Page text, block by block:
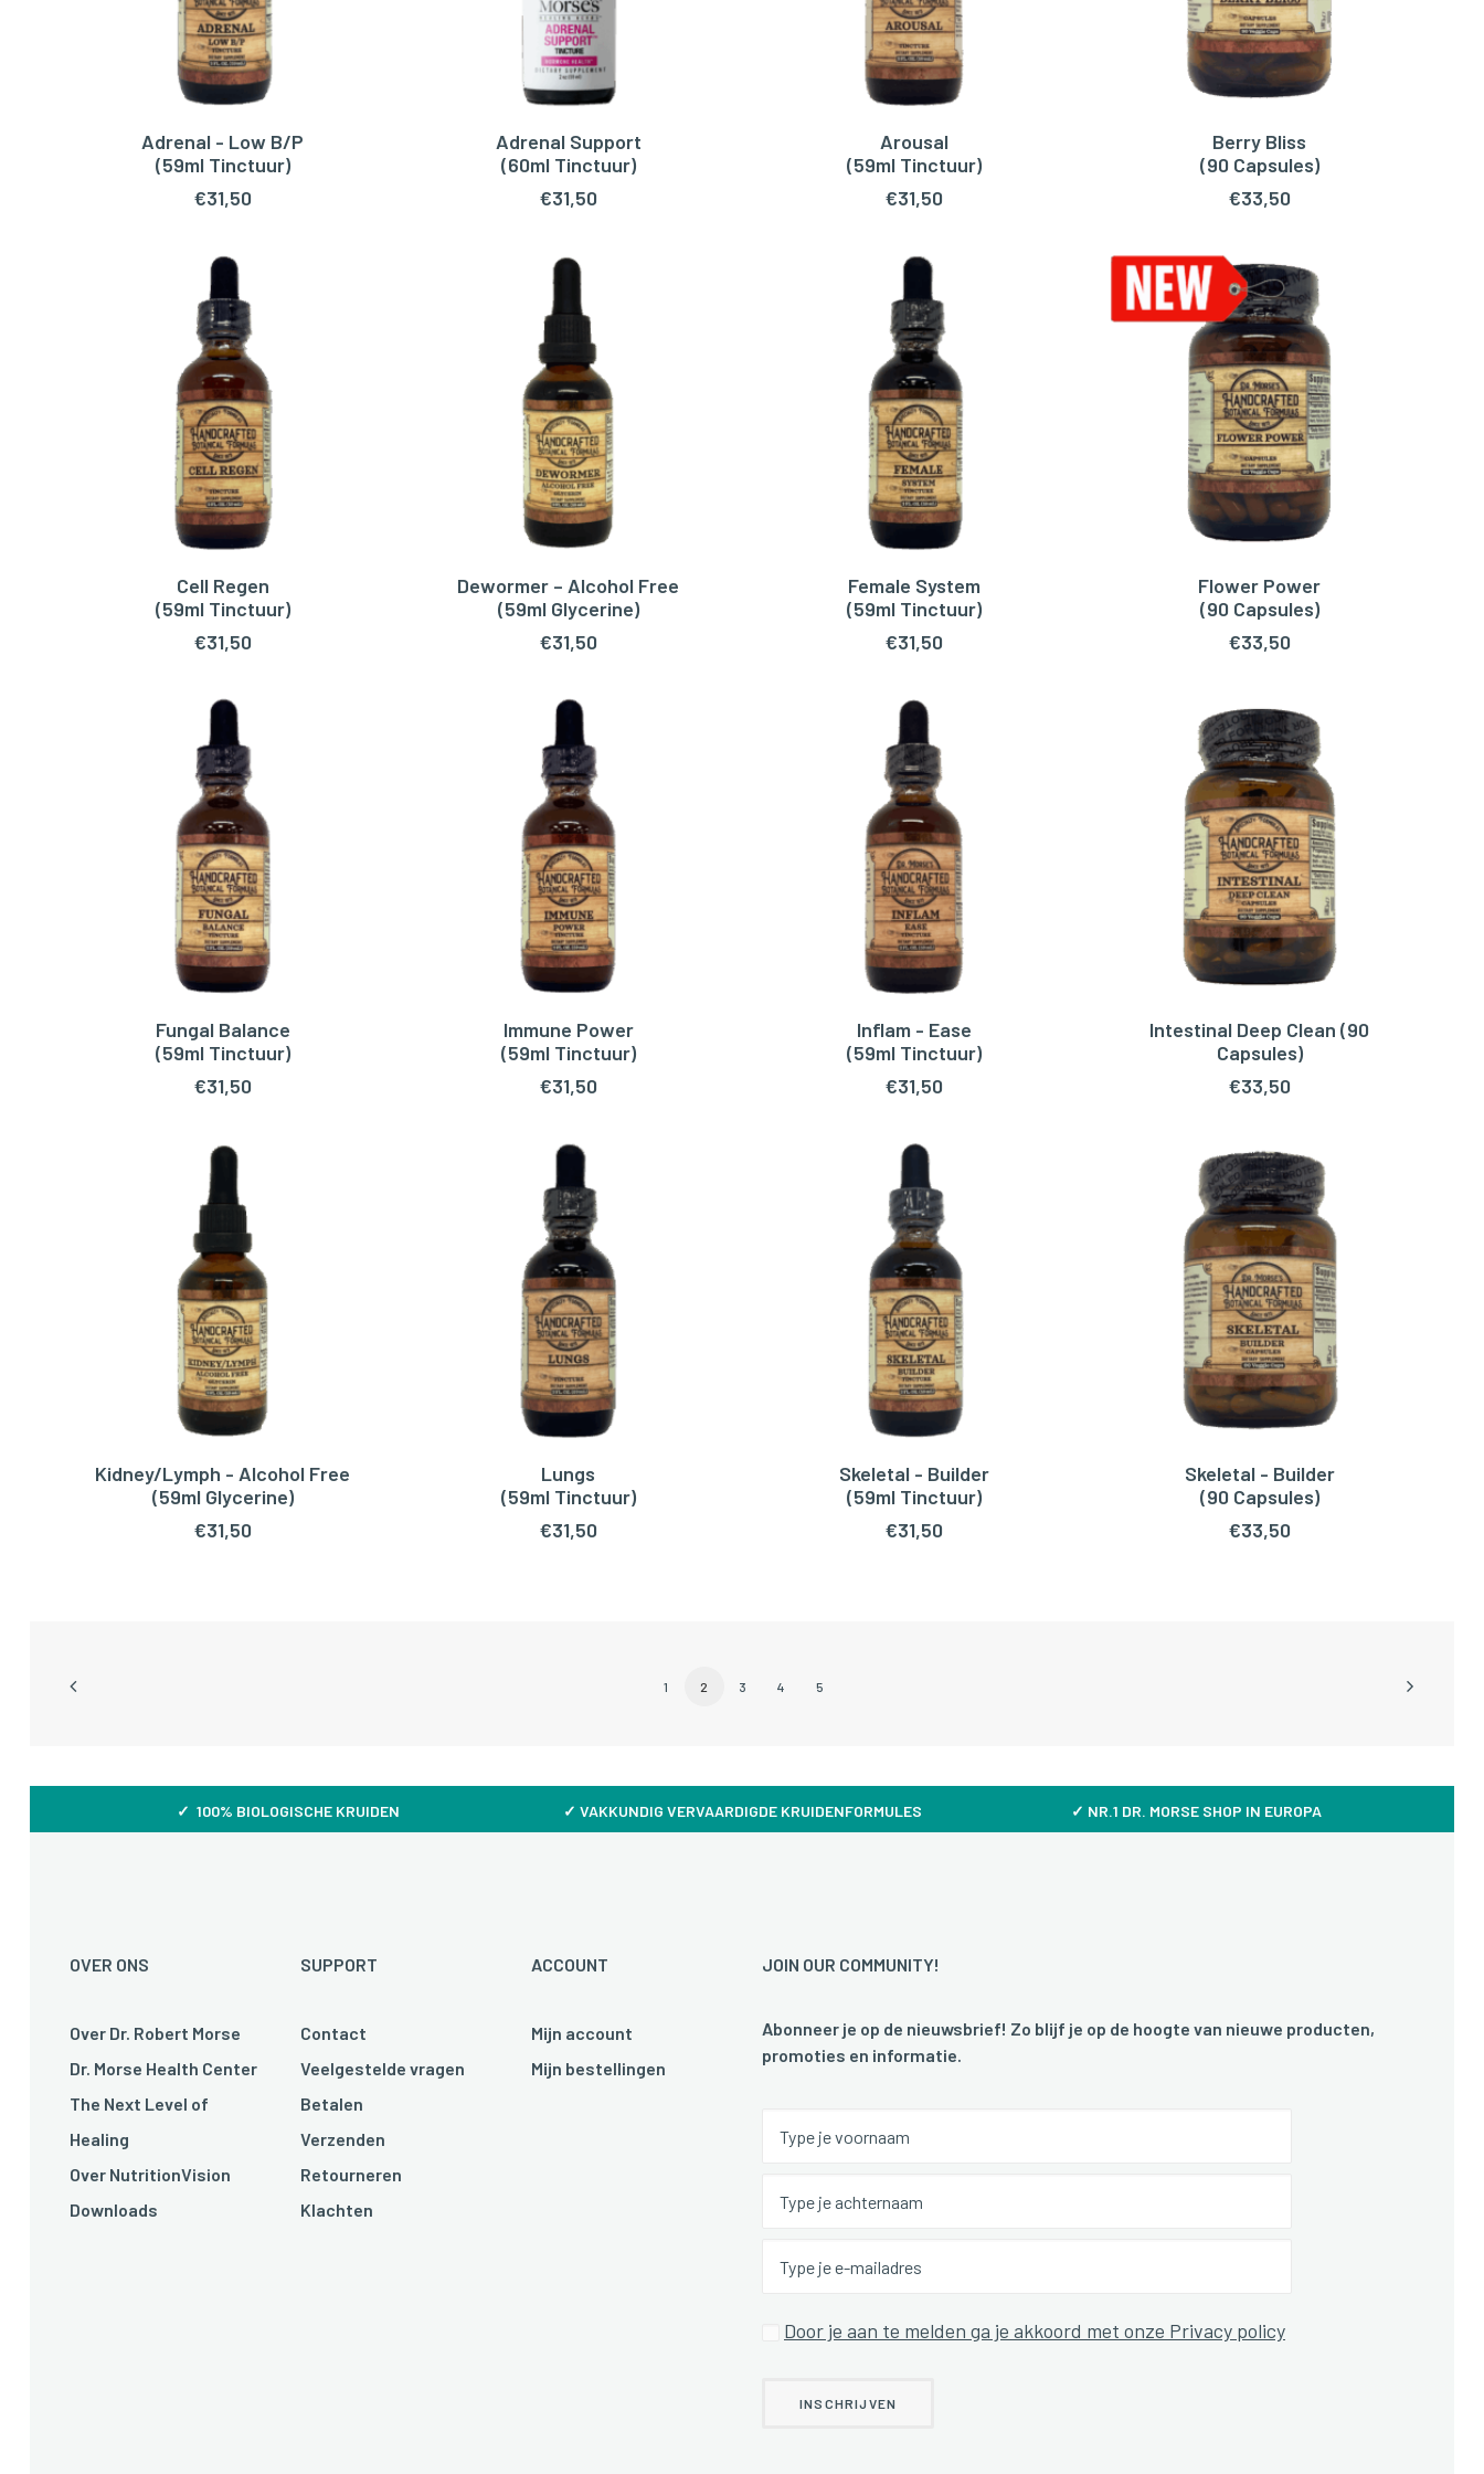
TOEVOEGEN AAN WINKELWAGEN
Adrenal - Low B/P
(59ml Tinctuur)
€31,50
TOEVOEGEN AAN WINKELWAGEN
Adrenal Support
(60ml Tinctuur)
€31,50
TOEVOEGEN AAN WINKELWAGEN
Arousal
(59ml Tinctuur)
€31,50
TOEVOEGEN AAN WINKELWAGEN
Berry Bliss
(90 Capsules)
€33,50
TOEVOEGEN AAN WINKELWAGEN
Cell Regen
(59ml Tinctuur)
€31,50
TOEVOEGEN AAN WINKELWAGEN
Dewormer – Alcohol Free
(59ml Glycerine)
€31,50
TOEVOEGEN AAN WINKELWAGEN
Female System
(59ml Tinctuur)
€31,50
TOEVOEGEN AAN WINKELWAGEN
Flower Power
(90 Capsules)
€33,50
TOEVOEGEN AAN WINKELWAGEN
Fungal Balance
(59ml Tinctuur)
€31,50
TOEVOEGEN AAN WINKELWAGEN
Immune Power
(59ml Tinctuur)
€31,50
TOEVOEGEN AAN WINKELWAGEN
Inflam - Ease
(59ml Tinctuur)
€31,50
TOEVOEGEN AAN WINKELWAGEN
Intestinal Deep Clean (90
Capsules)
€33,50
TOEVOEGEN AAN WINKELWAGEN
Kidney/Lymph - Alcohol Free
(59ml Glycerine)
€31,50
TOEVOEGEN AAN WINKELWAGEN
Lungs
(59ml Tinctuur)
€31,50
TOEVOEGEN AAN WINKELWAGEN
Skeletal - Builder
(59ml Tinctuur)
€31,50
TOEVOEGEN AAN WINKELWAGEN
Skeletal - Builder
(90 Capsules)
€33,50
1 2 3 4 5
✓ 100% BIOLOGISCHE KRUIDEN ✓ VAKKUNDIG VERVAARDIGDE KRUIDENFORMULES ✓ NR.1 DR. MORSE SHOP IN EUROPA
OVER ONS
Over Dr. Robert Morse
Dr. Morse Health Center
The Next Level of
Healing
Over NutritionVision
Downloads
SUPPORT
Contact
Veelgestelde vragen
Betalen
Verzenden
Retourneren
Klachten
ACCOUNT
Mijn account
Mijn bestellingen
JOIN OUR COMMUNITY!
Abonneer je op de nieuwsbrief! Zo blijf je op de hoogte van nieuwe producten,
promoties en informatie.
Door je aan te melden ga je akkoord met onze Privacy policy